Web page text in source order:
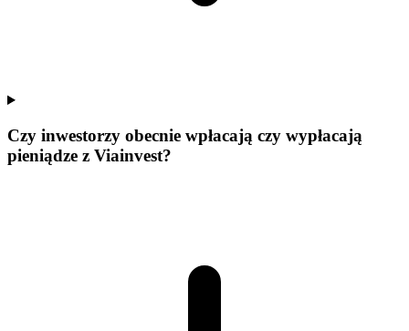
Czy inwestorzy obecnie wpłacają czy wypłacają
pieniądze z Viainvest?